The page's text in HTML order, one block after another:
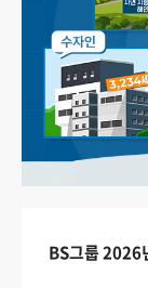
BS그룹 2026